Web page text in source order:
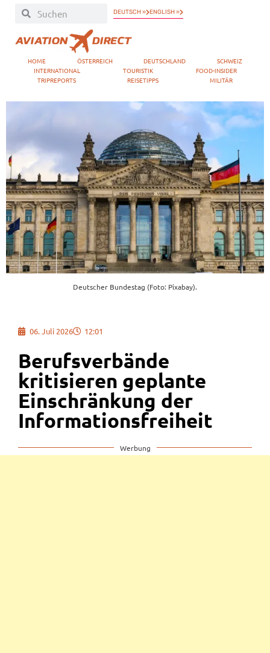
DEUTSCH » ENGLISH »
HOME ÖSTERREICH DEUTSCHLAND
SCHWEIZ
INTERNATIONAL
TOURISTIK
FOOD-INSIDER
TRIPREPORTS
REISETIPPS MILITÄR
Deutscher Bundestag (Foto: Pixabay).
06. Juli 2026 12:01
Berufsverbände
kritisieren geplante
Einschränkung der
Informationsfreiheit
Werbung